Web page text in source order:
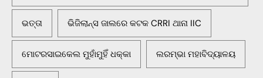
ଭତ୍ତା ଭିଜିଲାନ୍ସ ଜାଲରେ କଟକ CRRI ଥାନା IIC
ମୋଟରସାଇକେଲ ମୁହାଁମୁହିଁ ଧକ୍କା ଲରମ୍ଭା ମହାବିଦ୍ୟାଳୟ